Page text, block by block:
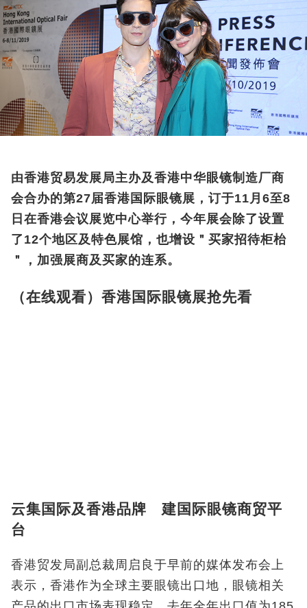
由香港贸易发展局主办及香港中华眼镜制造厂商
会合办的第27届香港国际眼镜展，订于11月6至8
日在香港会议展览中心举行，今年展会除了设置
了12个地区及特色展馆，也增设＂买家招待柜枱
＂，加强展商及买家的连系。
（在线观看）香港国际眼镜展抢先看
云集国际及香港品牌 建国际眼镜商贸平
台
香港贸发局副总裁周启良于早前的媒体发布会上
表示，香港作为全球主要眼镜出口地，眼镜相关